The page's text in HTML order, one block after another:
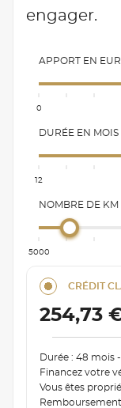
engager.
APPORT EN EUR
0
DURÉE EN MOIS
12
NOMBRE DE KM
5000
CRÉDIT
254,73
Durée : 48 mois
Financez votre
Vous êtes